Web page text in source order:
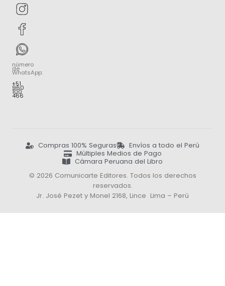
número
de
WhatsApp:
+51
960
100
466
Compras 100% Seguras
Envíos a todo el Perú
Múltiples Medios de Pago
Cámara Peruana del Libro
© 2026 Comunicarte Editores. Todos los derechos
reservados.
Jr. José Pezet y Monel 2168, Lince Lima – Perú